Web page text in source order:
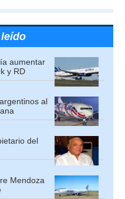
aumentar
y RD
al
del
Mendoza